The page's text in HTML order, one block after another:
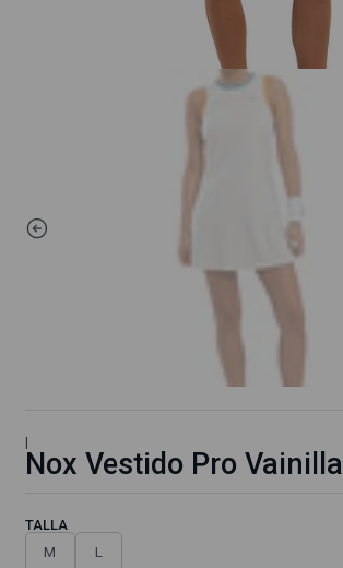
|
Nox Vestido Pro Vainilla
TALLA
M L